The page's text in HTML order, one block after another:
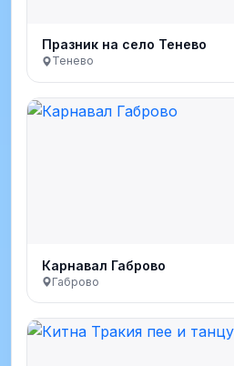
Празник на село Тенево
Тенево
Карнавал Габрово
Габрово